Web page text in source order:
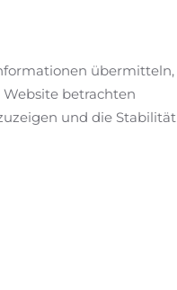
übermitteln,
betrachten
und die Stabilität